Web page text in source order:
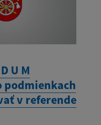
U M
podmienkach
v referende